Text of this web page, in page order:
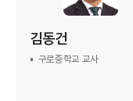
김동건
구로중학교 교사